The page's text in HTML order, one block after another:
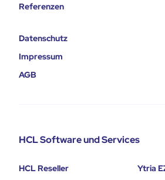
Referenzen
Datenschutz
Impressum
AGB
HCL Software und Services
HCL Reseller
Ytria